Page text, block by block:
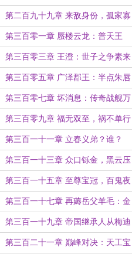
们听不懂圣旨，朕也略通几分佛法
第二百九十九章 来敌身份，孤家寡
人（求票）
第三百零一章 蜃楼云龙：普天王
土，三官法界！
第三百零三章 王澄：世子之争素来
如此！
第三百零五章 广泽郡王：半点朱唇
无人尝，吾儿赛过佛跳墙
第三百零七章 坏消息：传奇战舰万
翼天使号，出动！
第三百零九章 福无双至，祸不单行
（求票）
第三百一十一章 立春义弟？谁？
我？
第三百一十三章 众口铄金，黑云压
城（求票）
第三百一十五章 至尊宝冠，百鬼夜
行（求月票）
第三百一十七章 再薅岳父羊毛：金
钱力士，出阵！
第三百一十九章 帝国继承人从梅迪
纳塞利公国开始！
第三百二十一章 巅峰对决：天工宝